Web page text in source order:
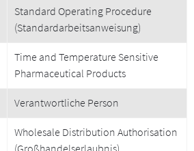
Standard Operating Procedure
(Standardarbeitsanweisung)
Time and Temperature Sensitive
Pharmaceutical Products
Verantwortliche Person
Wholesale Distribution Authorisation
(Großhandelserlaubnis)